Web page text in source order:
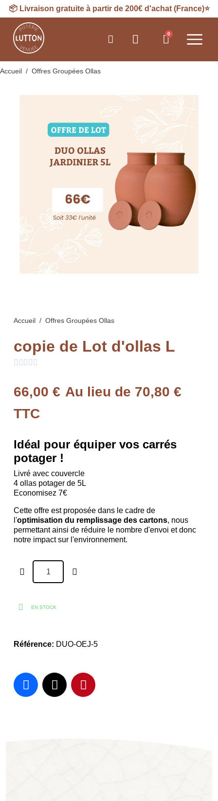
📦 Livraison gratuite à partir de 200€ d'achat (France)⭐​
Accueil Offres Groupées Ollas
Accueil Offres Groupées Ollas
copie de Lot d'ollas L
    
66,00 € Au lieu de 70,80 €
TTC
Idéal pour équiper vos carrés
potager !
Livré avec couvercle
4 ollas potager de 5L
Economisez 7€
Cette offre est proposée dans le cadre de
l'optimisation du remplissage des cartons, nous
permettant ainsi de réduire le nombre d'envoi et donc
notre impact sur l'environnement.
EN STOCK
Référence DUO-OEJ-5